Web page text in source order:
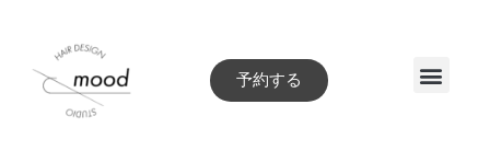
予約する